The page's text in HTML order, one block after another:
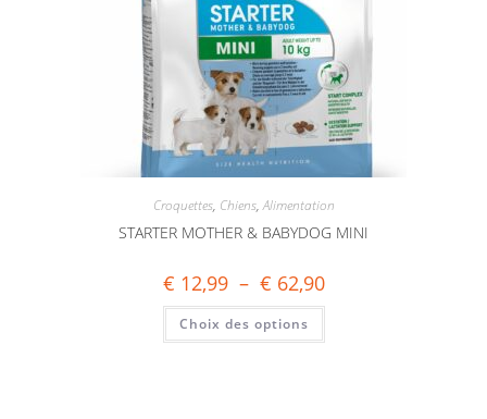
Croquettes, Chiens,Alimentation
STARTER MOTHER & BABYDOG MINI
€ 12,99 – € 62,90
Choix des options